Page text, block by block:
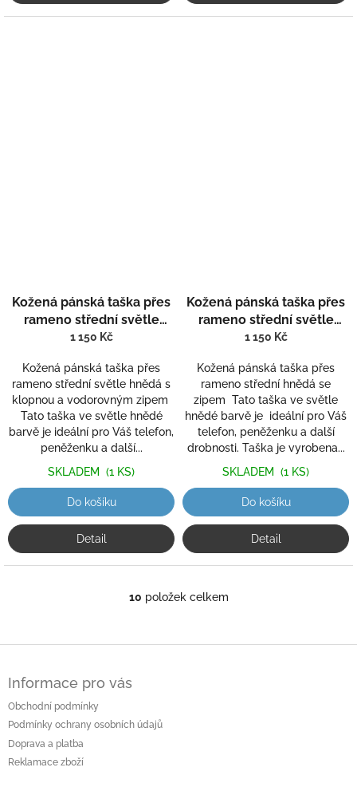
Kožená pánská taška přes
rameno střední světle
hnědá s klopnou a
1 150 Kč
Kožená pánská taška přes
rameno střední světle hnědá s
klopnou a vodorovným zipem
Tato taška ve světle hnědé
barvě je ideální pro Váš telefon,
peněženku a další...
SKLADEM (1 KS)
Do košíku
Detail
Kožená pánská taška přes
rameno střední světle
hnědá se zipem 807
1 150 Kč
Kožená pánská taška přes
rameno střední hnědá se
zipem Tato taška ve světle
hnědé barvě je ideální pro Váš
telefon, peněženku a další
drobnosti. Taška je vyrobena...
SKLADEM (1 KS)
Do košíku
Detail
O
á
10 položek celkem
Informace pro vás
Obchodní podmínky
Podmínky ochrany osobních údajů
Doprava a platba
Reklamace zboží